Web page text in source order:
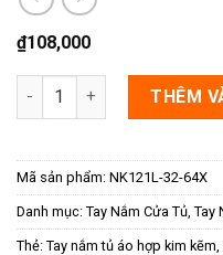
₫108,000
Tay nắm tủ bếp phối hợp
THÊM
Mã sản phẩm: NK121L-32-64X
Danh mục: Tay Nắm Cửa Tủ Tay
Thẻ: Tay nắm tủ áo hợp kim kẽm